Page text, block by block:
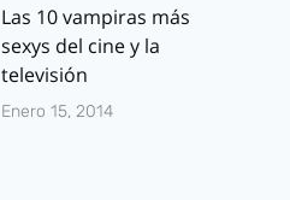
Las 10 vampiras más
sexys del cine y la
televisión
Enero 15, 2014